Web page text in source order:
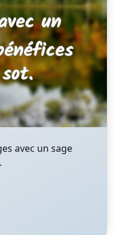
avec un sage